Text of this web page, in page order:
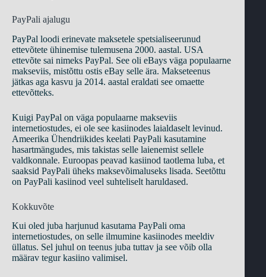
PayPali ajalugu
PayPal loodi erinevate maksetele spetsialiseerunud
ettevõtete ühinemise tulemusena 2000. aastal. USA
ettevõte sai nimeks PayPal. See oli eBays väga populaarne
makseviis, mistõttu ostis eBay selle ära. Makseteenus
jätkas aga kasvu ja 2014. aastal eraldati see omaette
ettevõtteks.
Kuigi PayPal on väga populaarne makseviis
internetiostudes, ei ole see kasiinodes laialdaselt levinud.
Ameerika Ühendriikides keelati PayPali kasutamine
hasartmängudes, mis takistas selle laienemist sellele
valdkonnale. Euroopas peavad kasiinod taotlema luba, et
saaksid PayPali üheks maksevõimaluseks lisada. Seetõttu
on PayPali kasiinod veel suhteliselt haruldased.
Kokkuvõte
Kui oled juba harjunud kasutama PayPali oma
internetiostudes, on selle ilmumine kasiinodes meeldiv
üllatus. Sel juhul on teenus juba tuttav ja see võib olla
määrav tegur kasiino valimisel.